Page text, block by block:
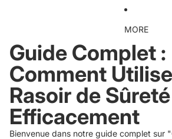
MORE
Guide Complet :
Comment
Rasoir de Sûreté
Efficacement
Bienvenue dans notre guide complet sur